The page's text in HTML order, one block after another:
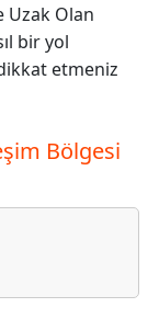
Uzak Olan
bir yol
etmeniz
Bölgesi